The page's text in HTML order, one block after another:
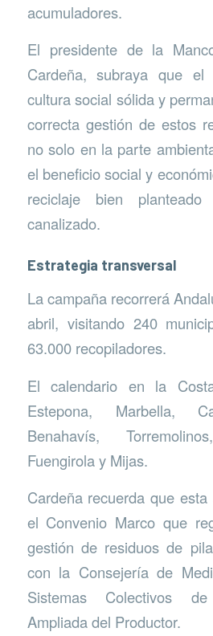
acumuladores.
El presidente de la
Cardeña, subraya que
cultura social sólida y
correcta gestión de estos
no solo en la parte
el beneficio social y
reciclaje bien planteado
canalizado.
Estrategia transversal
La campaña recorrerá
abril, visitando 240
63.000 recopiladores.
El calendario en la
Estepona, Marbella,
Benahavís,
Fuengirola y Mijas.
Cardeña recuerda que
el Convenio Marco que
gestión de residuos de
con la Consejería de
Sistemas Colectivos de
Ampliada del Productor.